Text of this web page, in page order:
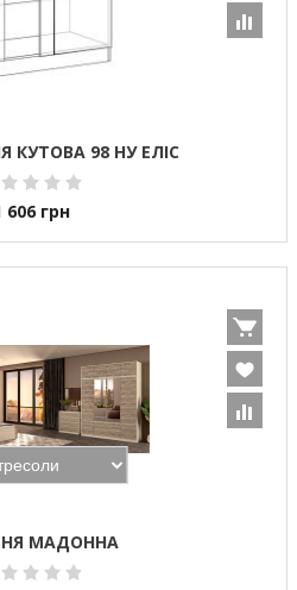
КУТОВА 98 НУ ЕЛІС
606 грн
МАДОННА